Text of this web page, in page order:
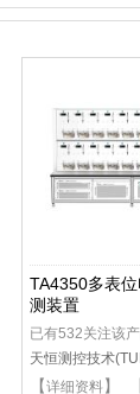
TA4350多表
测装置
已有532关注该
天恒测控技术
【详细资料】